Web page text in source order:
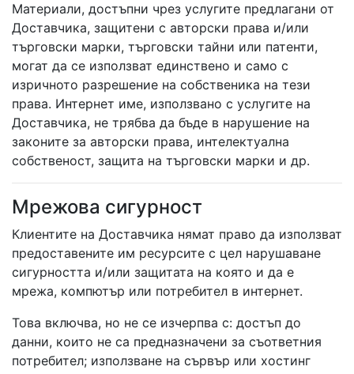
Материали, достъпни чрез услугите предлагани от
Доставчика, защитени с авторски права и/или
търговски марки, търговски тайни или патенти,
могат да се използват единствено и само с
изричното разрешение на собственика на тези
права. Интернет име, използвано с услугите на
Доставчика, не трябва да бъде в нарушение на
законите за авторски права, интелектуална
собственост, защита на търговски марки и др.
Мрежова сигурност
Клиентите на Доставчика нямат право да използват
предоставените им ресурсите с цел нарушаване
сигурността и/или защитата на която и да е
мрежа, компютър или потребител в интернет.
Това включва, но не се изчерпва с: достъп до
данни, които не са предназначени за съответния
потребител; използване на сървър или хостинг